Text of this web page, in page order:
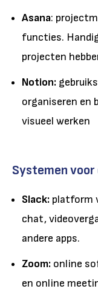
Asana:
functies.
projecten
Notion:
organiseren en
visueel werken
Systemen
Slack: platform
chat,
andere apps.
Zoom: online
en online